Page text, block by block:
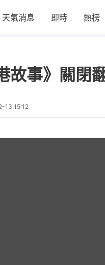
天氣消息 即時 熱榜
故事》關
13 15:12